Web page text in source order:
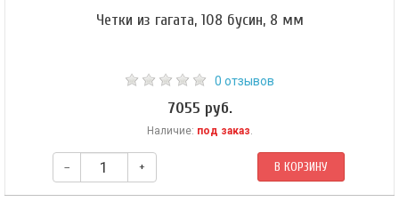
Четки из гагата, 108 бусин, 8 мм
0 отзывов
7055 руб.
Наличие: под заказ.
– + В КОРЗИНУ